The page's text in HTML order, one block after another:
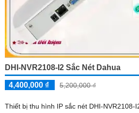
DHI-NVR2108-I2 Sắc Nét Dahua
4,400,000 ₫ 5,200,000 ₫
Thiết bị thu hình IP sắc nét DHI-NVR2108-